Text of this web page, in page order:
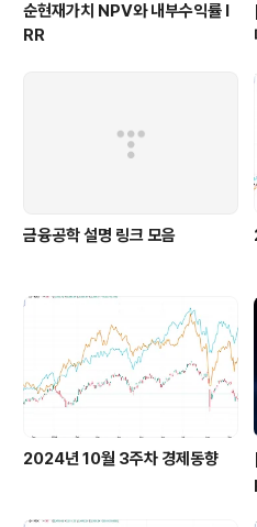
순현재가치 NPV와 내부수익률 I
RR
금융공학 설명 링크 모음
2024년 10월 3주차 경제동향